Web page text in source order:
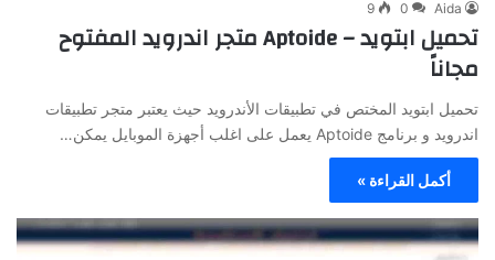
Aida
0
9
تحميل ابتويد – Aptoide متجر اندرويد المفتوح
مجاناً
تحميل ابتويد المختص في تطبيقات الأندرويد حيث يعتبر متجر تطبيقات
اندرويد و برنامج Aptoide يعمل على اغلب أجهزة الموبايل يمكن…
أكمل القراءة »